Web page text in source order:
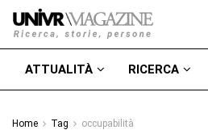
ATTUALITÀ RICERCA
Home Tag occupabilità